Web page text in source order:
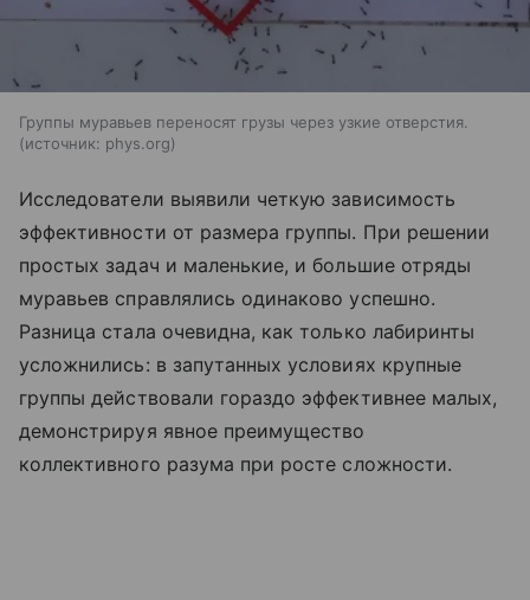
Группы муравьев переносят грузы через узкие отверстия.
источник: phys.org
Исследователи выявили четкую зависимость
эффективности от размера группы. При решении
простых задач и маленькие, и большие отряды
муравьев справлялись одинаково успешно.
Разница стала очевидна, как только лабиринты
усложнились: в запутанных условиях крупные
группы действовали гораздо эффективнее малых,
демонстрируя явное преимущество
коллективного разума при росте сложности.